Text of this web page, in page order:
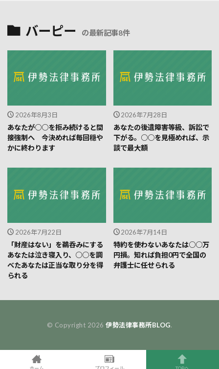
バーピー の最新記事8件
2026年8月3日
あなたが○○を拒み続けると間
接強制へ 今決めれば毎回穏や
かに終わります
2026年7月28日
あなたの後遺障害等級、訴訟で
下がる。○○を見極めれば、示
談で最大額
2026年7月22日
「財産はない」を鵜呑みにする
あなたは泣き寝入り、○○を調
べたあなたは正当な取り分を得
られる
2026年7月14日
特約を使わないあなたは○○万
円損。知れば負担0円で全国の
弁護士に任せられる
© Copyright 2026伊勢法律事務所BLOG.